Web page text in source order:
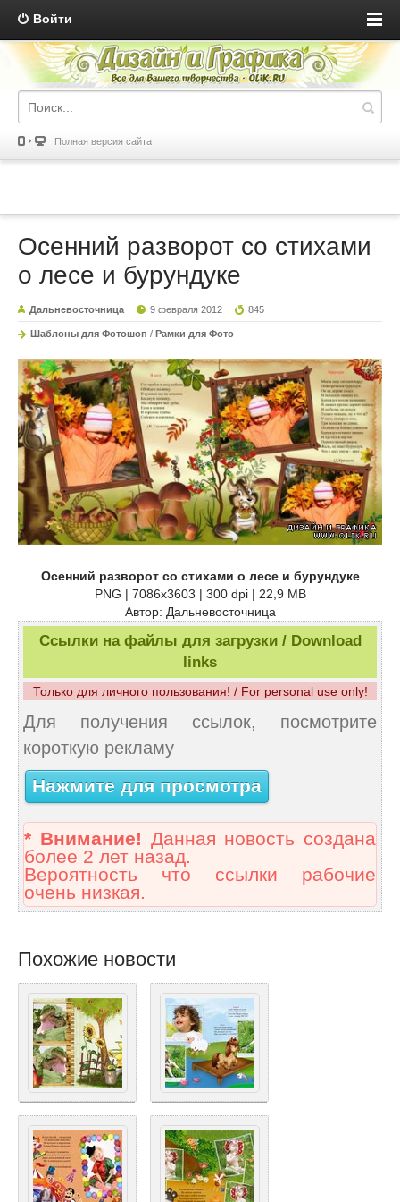
Войти
Полная версия сайта
Осенний разворот со стихами
о лесе и бурундуке
Дальневосточница 9 февраля 2012 845
Шаблоны для Фотошоп / Рамки для Фото
Осенний разворот со стихами о лесе и бурундуке
PNG | 7086x3603 | 300 dpi | 22,9 MB
Автор: Дальневосточница
Ссылки на файлы для загрузки / Download
links
Только для личного пользования! / For personal use only!
Для получения ссылок, посмотрите
короткую рекламу
Нажмите для просмотра
* Внимание! Данная новость создана
более 2 лет назад.
Вероятность что ссылки рабочие
очень низкая.
Похожие новости